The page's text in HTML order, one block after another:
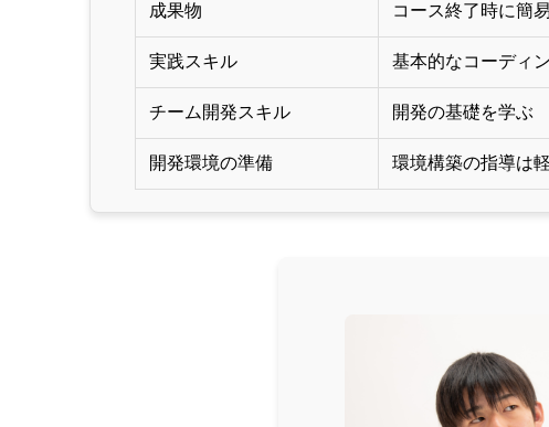
成果物 コース終了時に簡
実践スキル 基本的なコーディ
チーム開発スキル 開発の基礎を学ぶ
開発環境の準備 環境構築の指導は